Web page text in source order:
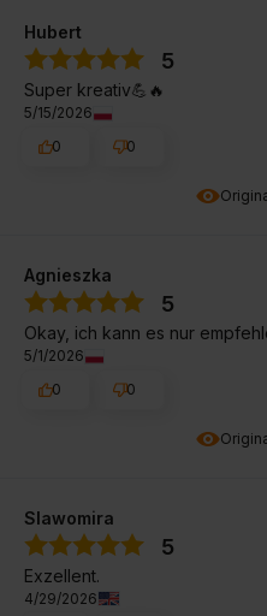
Hubert
5
Super kreativ💪🔥
5/15/2026
0
0
Agnieszka
5
Okay, ich kann es nur
5/1/2026
0
0
Slawomira
5
Exzellent.
4/29/2026